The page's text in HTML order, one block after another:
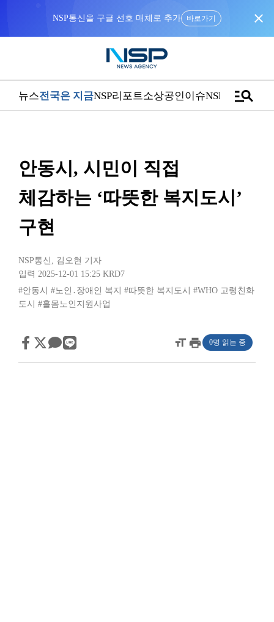
바로가기 close
뉴스전국은 지금NSP리포트소상공인이슈NSPTVmanage_search
안동시, 시민이 직접
체감하는 ‘따뜻한 복지도시’
구현
NSP통신 , 김오현 기자
입력 2025-12-01 15:25 KRD7
#안동시
#노인․장애인 복지 #따뜻한 복지도시
#WHO 고령친화
도시
#홀몸노인지원사업
format_sizeprint 0명 읽는 중